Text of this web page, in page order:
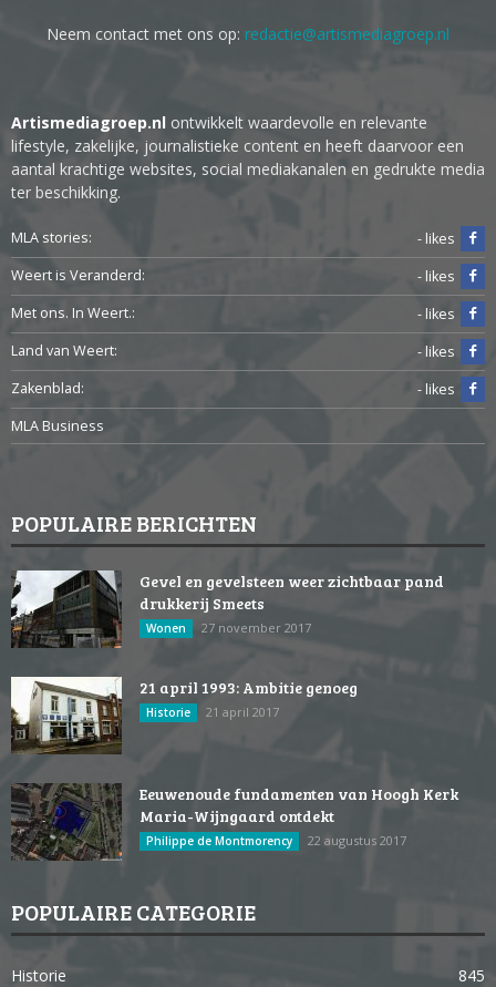
Neem contact met ons op: redactie@artismediagroep.nl
Artismediagroep.nl ontwikkelt waardevolle en relevante
lifestyle, zakelijke, journalistieke content en heeft daarvoor een
aantal krachtige websites, social mediakanalen en gedrukte media
ter beschikking.
MLA stories:
- likes
Weert is Veranderd:
- likes
Met ons. In Weert.:
- likes
Land van Weert:
- likes
Zakenblad:
- likes
MLA Business
POPULAIRE BERICHTEN
Gevel en gevelsteen weer zichtbaar pand
drukkerij Smeets
Wonen 27 november 2017
21 april 1993: Ambitie genoeg
Historie 21 april 2017
Eeuwenoude fundamenten van Hoogh Kerk
Maria-Wijngaard ontdekt
Philippe de Montmorency 22 augustus 2017
POPULAIRE CATEGORIE
Historie 845